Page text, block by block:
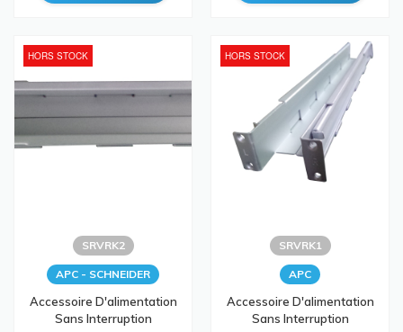
HORS STOCK
SRVRK2
APC - SCHNEIDER
Accessoire D'alimentation
Sans Interruption
HORS STOCK
SRVRK1
APC
Accessoire D'alimentation
Sans Interruption